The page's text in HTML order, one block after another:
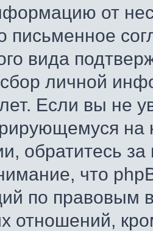
от
письменное
вида
личной
Если вы не
обратитесь
что
по правовым
отношений,